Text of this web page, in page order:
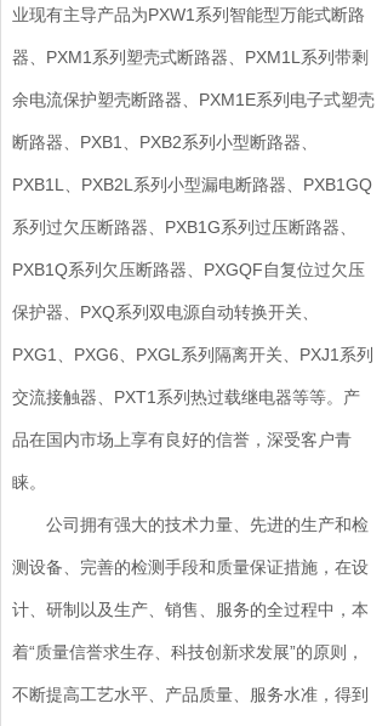
业现有主导产品为PXW1系列智能型万能式断路
器、PXM1系列塑壳式断路器、PXM1L系列带剩
余电流保护塑壳断路器、PXM1E系列电子式塑壳
断路器、PXB1、PXB2系列小型断路器、
PXB1L、PXB2L系列小型漏电断路器、PXB1GQ
系列过欠压断路器、PXB1G系列过压断路器、
PXB1Q系列欠压断路器、PXGQF自复位过欠压
保护器、PXQ系列双电源自动转换开关、
PXG1、PXG6、PXGL系列隔离开关、PXJ1系列
交流接触器、PXT1系列热过载继电器等等。产
品在国内市场上享有良好的信誉，深受客户青
睐。
公司拥有强大的技术力量、先进的生产和检
测设备、完善的检测手段和质量保证措施，在设
计、研制以及生产、销售、服务的全过程中，本
着“质量信誉求生存、科技创新求发展”的原则，
不断提高工艺水平、产品质量、服务水准，得到